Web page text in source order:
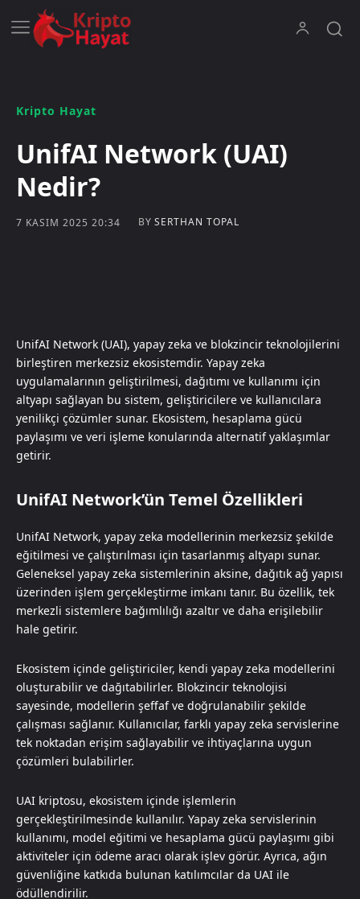
Kripto Hayat
UnifAI Network (UAI)
Nedir?
7 KASIM 2025 20:34 BY SERTHAN TOPAL
UnifAI Network (UAI), yapay zeka ve blokzincir teknolojilerini
birleştiren merkezsiz ekosistemdir. Yapay zeka
uygulamalarının geliştirilmesi, dağıtımı ve kullanımı için
altyapı sağlayan bu sistem, geliştiricilere ve kullanıcılara
yenilikçi çözümler sunar. Ekosistem, hesaplama gücü
paylaşımı ve veri işleme konularında alternatif yaklaşımlar
getirir.
UnifAI Network’ün Temel Özellikleri
UnifAI Network, yapay zeka modellerinin merkezsiz şekilde
eğitilmesi ve çalıştırılması için tasarlanmış altyapı sunar.
Geleneksel yapay zeka sistemlerinin aksine, dağıtık ağ yapısı
üzerinden işlem gerçekleştirme imkanı tanır. Bu özellik, tek
merkezli sistemlere bağımlılığı azaltır ve daha erişilebilir
hale getirir.
Ekosistem içinde geliştiriciler, kendi yapay zeka modellerini
oluşturabilir ve dağıtabilirler. Blokzincir teknolojisi
sayesinde, modellerin şeffaf ve doğrulanabilir şekilde
çalışması sağlanır. Kullanıcılar, farklı yapay zeka servislerine
tek noktadan erişim sağlayabilir ve ihtiyaçlarına uygun
çözümleri bulabilirler.
UAI kriptosu, ekosistem içinde işlemlerin
gerçekleştirilmesinde kullanılır. Yapay zeka servislerinin
kullanımı, model eğitimi ve hesaplama gücü paylaşımı gibi
aktiviteler için ödeme aracı olarak işlev görür. Ayrıca, ağın
güvenliğine katkıda bulunan katılımcılar da UAI ile
ödüllendirilir.